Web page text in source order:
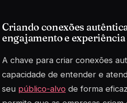
Criando conexões
engajamento e
A chave para criar conexões
capacidade de entender e
seu público-alvo de forma